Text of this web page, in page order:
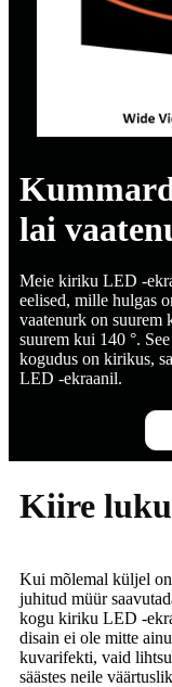
lai
Meie kiriku LED -
eelised, mille hulgas
vaatenurk on suurem
suurem kui 140 °.
kogudus on kirikus,
LED -ekraanil.
Kiire
Kui mõlemal küljel
juhitud müür
kogu kiriku LED -
disain ei ole mitte
kuvarifekti, vaid
säästes neile